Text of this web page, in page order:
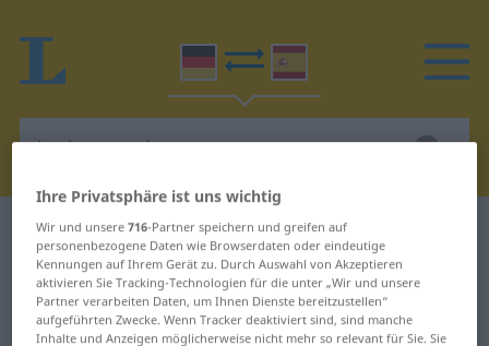
Deutsch-Spanisch Wörterbuch heiligsprechen
Deutsch-Spanisch Übersetzung für
"heiligsprechen"
Ihre Privatsphäre ist uns wichtig
Wir und unsere716-Partner speichern und greifen auf
personenbezogene Daten wie Browserdaten oder eindeutige
Kennungen auf Ihrem Gerät zu. Durch Auswahl von Akzeptieren
aktivieren Sie Tracking-Technologien für die unter „Wir und unsere
Partner verarbeiten Daten, um Ihnen Dienste bereitzustellen“
aufgeführten Zwecke. Wenn Tracker deaktiviert sind, sind manche
Inhalte und Anzeigen möglicherweise nicht mehr so relevant für Sie. Sie